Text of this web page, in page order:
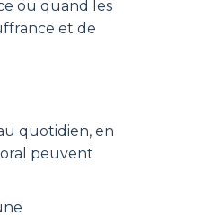
ou quand les
et de
quotidien, en
peuvent